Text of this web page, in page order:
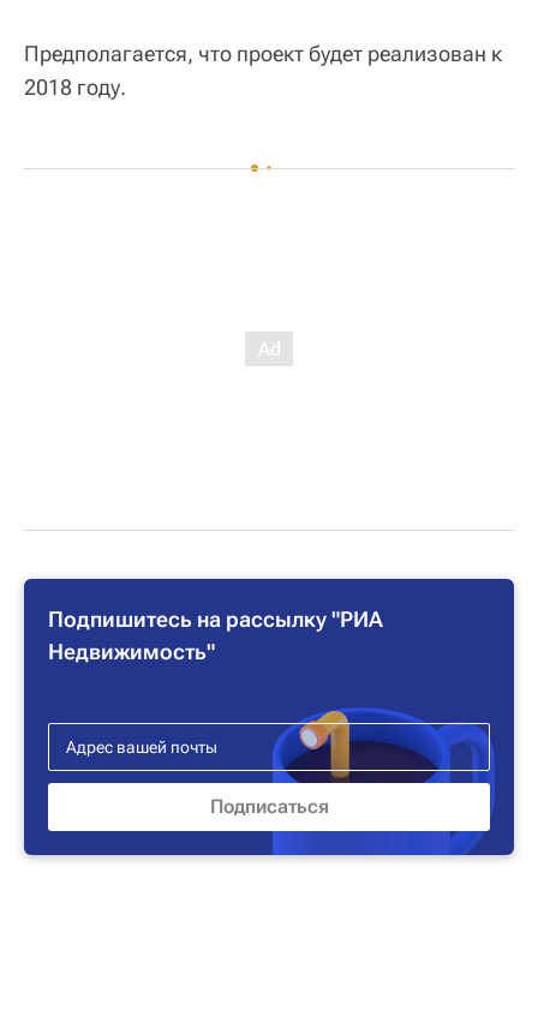
Предполагается, что проект будет реализован к
2018 году.
Подпишитесь на рассылку "РИА
Недвижимость"